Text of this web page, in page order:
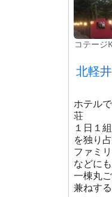
コテージ
北軽
ホテル
荘
１日１
を独り
ファミ
などにも
一棟丸
兼ねす